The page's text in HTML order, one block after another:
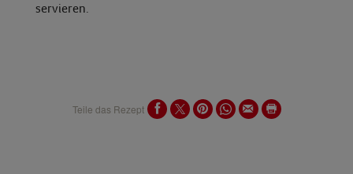
servieren.
Teile das Rezept